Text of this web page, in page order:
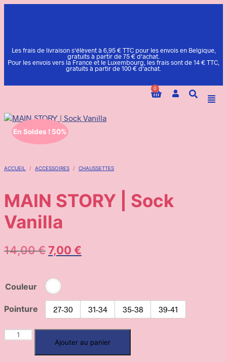
Les frais de livraison s'élèvent à 6,95 € TTC pour les envois en Belgique,
gratuits à partir de 75 € d'achat.
Pour les envois vers la France et le Luxembourg, les frais sont de 14 € TTC,
gratuits à partir de 100 € d'achat.
0
En Soldes ! 50%
ACCUEIL / ACCESSOIRES / CHAUSSETTES
MAIN STORY | Sock
Vanilla
14,00€ 7,00 €
Couleur
Pointure 27-30 31-34 35-38 39-41
Ajouter au panier